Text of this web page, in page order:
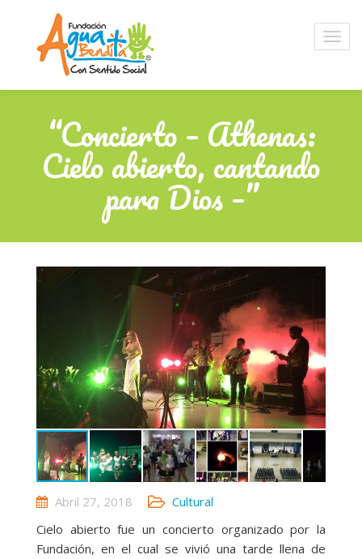
“Concierto – Athenas:
Cielo abierto, cantando
para Dios –”
Abril 27, 2018
Cultural
Cielo abierto fue un concierto organizado por la
Fundación, en el cual se vivió una tarde llena de